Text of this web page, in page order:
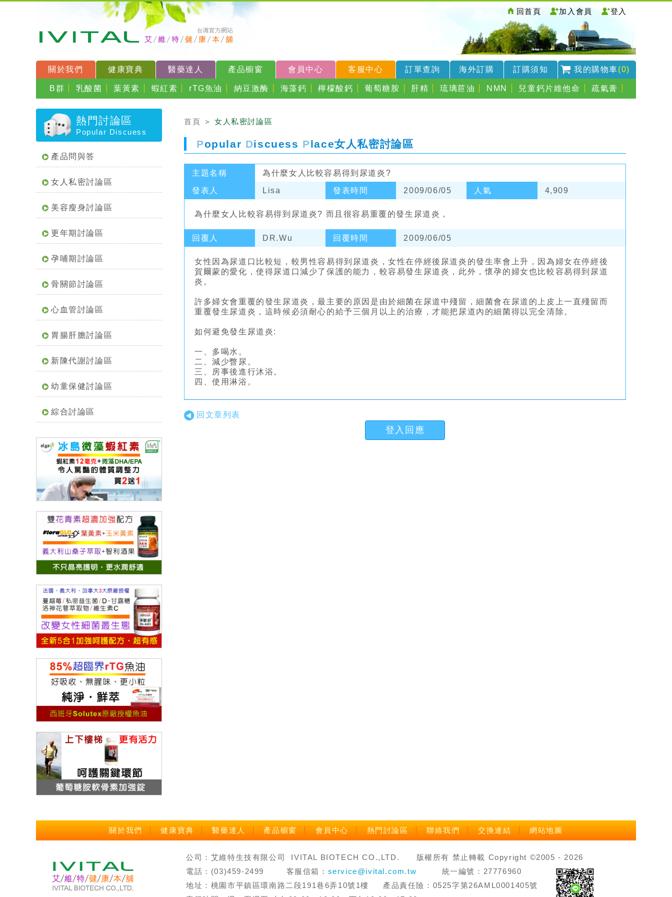
回首頁 加入會員 登入
關於我們 健康寶典 醫藥達人 產品櫥窗 會員中心 客服中心 訂單查詢 海外訂購 訂購須知 我的購物車(0)
B群 乳酸菌 葉黃素 蝦紅素 rTG魚油 納豆激酶 海藻鈣 檸檬酸鈣 葡萄糖胺 肝精 琉璃苣油 NMN 兒童鈣片維他命 疏氣膏
熱門討論區
Popular Discuess
產品問與答
女人私密討論區
美容瘦身討論區
更年期討論區
孕哺期討論區
骨關節討論區
心血管討論區
胃腸肝膽討論區
新陳代謝討論區
幼童保健討論區
綜合討論區
首頁 ＞ 女人私密討論區
Popular Discuess Place女人私密討論區
主題名稱 為什麼女人比較容易得到尿道炎?
發表人 Lisa 發表時間 2009/06/05 人氣 4,909
為什麼女人比較容易得到尿道炎? 而且很容易重覆的發生尿道炎，
回覆人 DR.Wu 回覆時間 2009/06/05
女性因為尿道口比較短，較男性容易得到尿道炎，女性在停經後尿道炎的發生率會上升，因為婦女在停經後
賀爾蒙的愛化，使得尿道口減少了保護的能力，較容易發生尿道炎，此外，懷孕的婦女也比較容易得到尿道
炎。
許多婦女會重覆的發生尿道炎，最主要的原因是由於細菌在尿道中殘留，細菌會在尿道的上皮上一直殘留而
重覆發生尿道炎，這時候必須耐心的給予三個月以上的治療，才能把尿道內的細菌得以完全清除。
如何避免發生尿道炎:
一、多喝水。
二、減少瞥尿。
三、房事後進行沐浴。
四、使用淋浴。
回文章列表
登入回應
關於我們 健康寶典 醫藥達人 產品櫥窗 會員中心 熱門討論區 聯絡我們 交換連結 網站地圖
公司：艾維特生技有限公司 IVITAL BIOTECH CO.,LTD. 版權所有 禁止轉載 Copyright ©2005 - 2026
電話：(03)459-2499 客服信箱： service@ivital.com.tw 統一編號：27776960
地址：桃園市平鎮區環南路二段191巷6弄10號1樓 產品責任險：0525字第26AML0001405號